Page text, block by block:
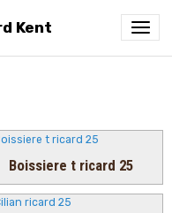
Kent
Boissiere t ricard 25